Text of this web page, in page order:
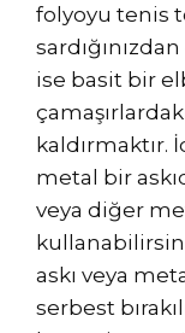
folyoyu tenis
ise basit bir
kaldırmaktır.
metal bir
veya diğer
askı veya
serbest